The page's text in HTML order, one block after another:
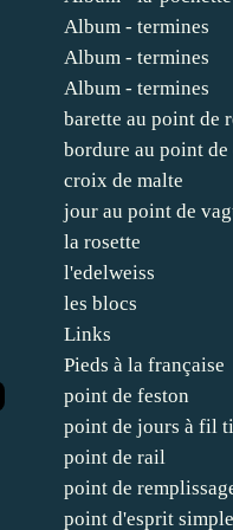
Album - termines
Album - termines
Album - termines
barette au point de
bordure au point de
croix de malte
jour au point de
la rosette
l'edelweiss
les blocs
Links
Pieds à la française
point de feston
point de jours à fil
point de rail
point de
point d'esprit